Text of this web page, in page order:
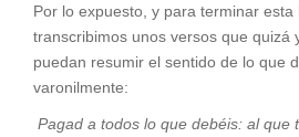
Por lo expuesto, y para terminar esta
transcribimos unos versos que quizá
puedan resumir el sentido de lo que
varonilmente:
Pagad a todos lo que debéis: al que